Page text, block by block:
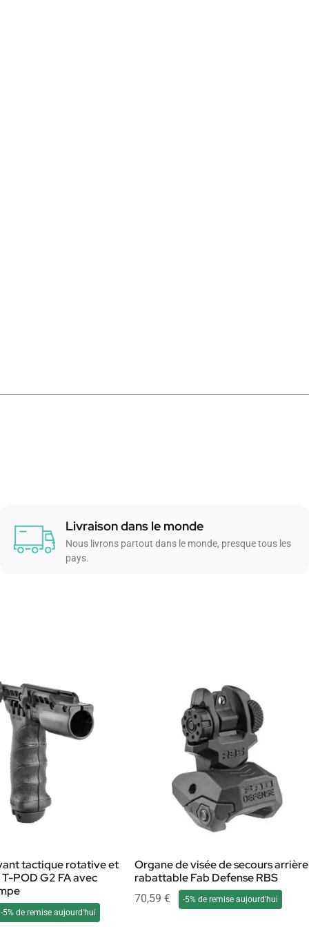
Livraison dans le monde
Nous livrons partout dans le monde, presque tous les
pays.
tactique rotative et
POD G2 FA avec
-5% de remise aujourd'hui
Organe de visée de secours arrière
rabattable Fab Defense RBS
70,59€ -5% de remise aujourd'hui